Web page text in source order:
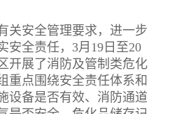
关安全管理要求，进一步
安全责任，3月19日至20
开展了消防及管制类危化
重点围绕安全责任体系和
设备是否有效、消防通道